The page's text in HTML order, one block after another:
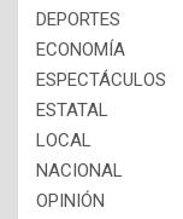
DEPORTES
ECONOMÍA
ESPECTÁCULOS
ESTATAL
LOCAL
NACIONAL
OPINIÓN